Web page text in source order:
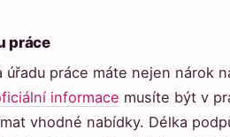
práce
úřadu práce máte nejen nárok
informace musíte být v
vhodné nabídky. Délka